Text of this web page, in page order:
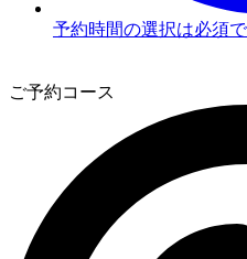
予約時間の選択は必須
ご予約コース